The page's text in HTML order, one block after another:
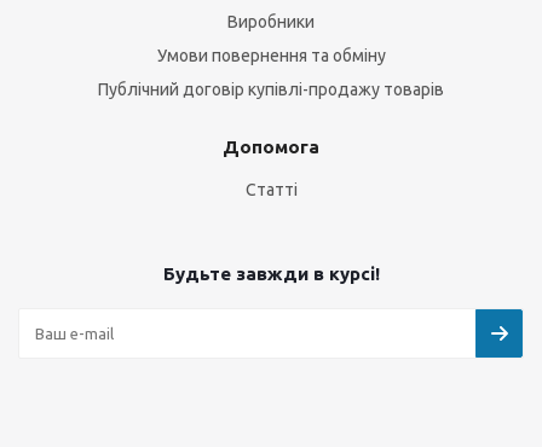
Виробники
Умови повернення та обміну
Публічний договір купівлі-продажу товарів
Допомога
Статті
Будьте завжди в курсі!